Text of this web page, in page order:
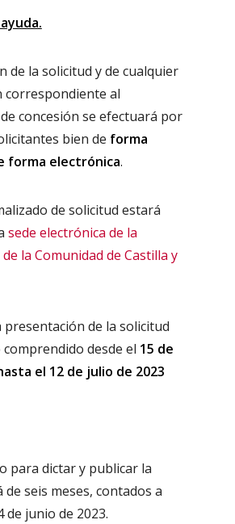
de la solicitud y de cualquier
correspondiente al
concesión se efectuará por
bien de forma
forma electrónica.
de solicitud estará
sede electrónica de la
la Comunidad de Castilla y
presentación de la solicitud
desde el 15 de
el 12 de julio de 2023
para dictar y publicar la
seis meses, contados a
de junio de 2023.